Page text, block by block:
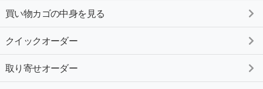
買い物カゴの中身を見る
クイックオーダー
取り寄せオーダー